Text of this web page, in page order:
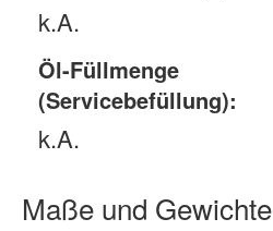
k.A.
Öl-Füllmenge
(Servicebefüllung):
k.A.
Maße und Gewichte